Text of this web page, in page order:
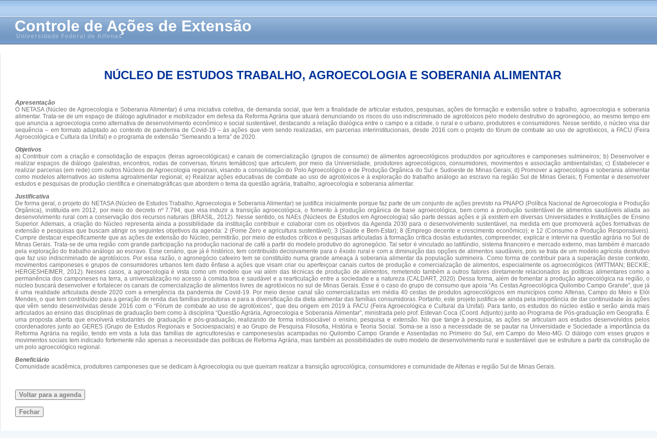
Controle de Ações de Extensão
Universidade Federal de Alfenas
NÚCLEO DE ESTUDOS TRABALHO, AGROECOLOGIA E SOBERANIA ALIMENTAR
Apresentação
O NETASA (Núcleo de Agroecologia e Soberania Alimentar) é uma iniciativa coletiva, de demanda social, que tem a finalidade de articular estudos, pesquisas, ações de formação e extensão sobre o trabalho, agroecologia e soberania
alimentar. Trata-se de um espaço de diálogo aglutinador e mobilizador em defesa da Reforma Agrária que atuará denunciando os riscos do uso indiscriminado de agrotóxicos pelo modelo destrutivo do agronegócio, ao mesmo tempo em
que anuncia a agroecologia como alternativa de desenvolvimento econômico e social sustentável, destacando a relação dialógica entre o campo e a cidade, o rural e o urbano, produtores e consumidores. Nesse sentido, o núcleo visa dar
sequência – em formato adaptado ao contexto de pandemia de Covid-19 – às ações que vem sendo realizadas, em parcerias interinstitucionais, desde 2016 com o projeto do fórum de combate ao uso de agrotóxicos, a FACU (Feira
Agroecológica e Cultura da Unifal) e o programa de extensão “Semeando a terra” de 2020.
Objetivos
a) Contribuir com a criação e consolidação de espaços (feiras agroecológicas) e canais de comercialização (grupos de consumo) de alimentos agroecológicos produzidos por agricultores e camponeses sulmineiros; b) Desenvolver e
realizar espaços de diálogo (palestras, encontros, rodas de conversas, fóruns temáticos) que articulem, por meio da Universidade, produtores agroecológicos, consumidores, movimentos e associação ambientalistas; c) Estabelecer e
realizar parcerias (em rede) com outros Núcleos de Agroecologia regionais, visando a consolidação do Polo Agroecológico e de Produção Orgânica do Sul e Sudoeste de Minas Gerais; d) Promover a agroecologia e soberania alimentar
como modelos alternativos ao sistema agroalimentar regional; e) Realizar ações educativas de combate ao uso de agrotóxicos e à exploração do trabalho análogo ao escravo na região Sul de Minas Gerais; f) Fomentar e desenvolver
estudos e pesquisas de produção científica e cinematográficas que abordem o tema da questão agrária, trabalho, agroecologia e soberania alimentar.
Justificativa
De forma geral, o projeto do NETASA (Núcleo de Estudos Trabalho, Agroecologia e Soberania Alimentar) se justifica inicialmente porque faz parte de um conjunto de ações previsto na PNAPO (Política Nacional de Agroecologia e Produção
Orgânica), instituída em 2012, por meio do decreto nº 7.794, que visa induzir a transição agroecológica, o fomento à produção orgânica de base agroecológica, bem como a produção sustentável de alimentos saudáveis aliada ao
desenvolvimento rural com a conservação dos recursos naturais (BRASIL, 2012). Nesse sentido, os NAEs (Núcleos de Estudos em Agroecologia) são parte dessas ações e já existem em diversas Universidades e Instituições de Ensino
Superior. Ademais, a criação do Núcleo representa ainda a possibilidade da instituição contribuir e colaborar com os objetivos da Agenda 2030 para o desenvolvimento sustentável, na medida em que promoverá ações formativas de
extensão e pesquisas que buscam atingir os seguintes objetivos da agenda: 2 (Fome Zero e agricultura sustentável); 3 (Saúde e Bem-Estar); 8 (Emprego decente e crescimento econômico); e 12 (Consumo e Produção Responsáveis).
Cumpre destacar especificamente que as ações de extensão do Núcleo, permitirão, por meio de estudos críticos e pesquisas articuladas à formação crítica dos/as estudantes, compreender, explicar e intervir na questão agrária no Sul de
Minas Gerais. Trata-se de uma região com grande participação na produção nacional de café a partir do modelo produtivo do agronegócio. Tal setor é vinculado ao latifúndio, sistema financeiro e mercado externo, mas também é marcado
pela exploração do trabalho análogo ao escravo. Esse cenário, que já é histórico, tem contribuído decisivamente para o êxodo rural e com a diminuição das opções de alimentos saudáveis, pois se trata de um modelo agrícola destrutivo
que faz uso indiscriminado de agrotóxicos. Por essa razão, o agronegócio cafeeiro tem se constituído numa grande ameaça à soberania alimentar da população sulmineira. Como forma de contribuir para a superação desse contexto,
movimentos camponeses e grupos de consumidores urbanos tem dado ênfase a ações que visam criar ou aperfeiçoar canais curtos de produção e comercialização de alimentos, especialmente os agroecológicos (WITTMAN; BECKIE;
HERGESHEIMER, 2012). Nesses casos, a agroecologia é vista como um modelo que vai além das técnicas de produção de alimentos, remetendo também a outros fatores diretamente relacionados às políticas alimentares como a
permanência dos camponeses na terra, a universalização no acesso à comida boa e saudável e a rearticulação entre a sociedade e a natureza (CALDART, 2020). Dessa forma, além de fomentar a produção agroecológica na região, o
núcleo buscará desenvolver e fortalecer os canais de comercialização de alimentos livres de agrotóxicos no sul de Minas Gerais. Esse é o caso do grupo de consumo que apoia “As Cestas Agroecológica Quilombo Campo Grande”, que já
é uma realidade articulada desde 2020 com a emergência da pandemia de Covid-19. Por meio desse canal são comercializadas em média 40 cestas de produtos agroecológicos em municípios como Alfenas, Campo do Meio e Elói
Mendes, o que tem contribuído para a geração de renda das famílias produtoras e para a diversificação da dieta alimentar das famílias consumidoras. Portanto, este projeto justifica-se ainda pela importância de dar continuidade às ações
que vêm sendo desenvolvidas desde 2016 com o “Fórum de combate ao uso de agrotóxicos”, que deu origem em 2019 à FACU (Feira Agroecológica e Cultural da Unifal). Para tanto, os estudos do núcleo estão e serão ainda mais
articulados ao ensino das disciplinas de graduação bem como à disciplina “Questão Agrária, Agroecologia e Soberania Alimentar”, ministrada pelo prof. Estevan Coca (Coord. Adjunto) junto ao Programa de Pós-graduação em Geografia. É
uma proposta aberta que envolverá estudantes de graduação e pós-graduação, realizando de forma indissociável o ensino, pesquisa e extensão. No que tange à pesquisa, as ações se articulam aos estudos desenvolvidos pelos
coordenadores junto ao GERES (Grupo de Estudos Regionais e Socioespaciais) e ao Grupo de Pesquisa Filosofia, História e Teoria Social. Soma-se a isso a necessidade de se pautar na Universidade e Sociedade a importância da
Reforma Agrária na região, tendo em vista a luta das famílias de agricultores/as e camponeses/as acampadas no Quilombo Campo Grande e Assentadas no Primeiro do Sul, em Campo do Meio-MG. O diálogo com esses grupos e
movimentos sociais tem indicado fortemente não apenas a necessidade das políticas de Reforma Agrária, mas também as possibilidades de outro modelo de desenvolvimento rural e sustentável que se estruture a partir da construção de
um polo agroecológico regional.
Beneficiário
Comunidade acadêmica, produtores camponeses que se dedicam à Agroecologia ou que queiram realizar a transição agrocológica, consumidores e comunidade de Alfenas e região Sul de Minas Gerais.
Voltar para a agenda
Fechar